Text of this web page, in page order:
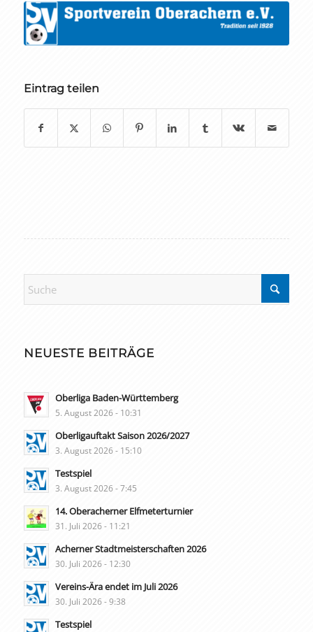
Eintrag teilen
NEUESTE BEITRÄGE
Oberliga Baden-Württemberg
5. August 2026 - 10:31
Oberligauftakt Saison 2026/2027
3. August 2026 - 15:10
Testspiel
3. August 2026 - 7:45
14. Oberacherner Elfmeterturnier
31. Juli 2026 - 11:21
Acherner Stadtmeisterschaften 2026
30. Juli 2026 - 12:30
Vereins-Ära endet im Juli 2026
30. Juli 2026 - 9:38
Testspiel